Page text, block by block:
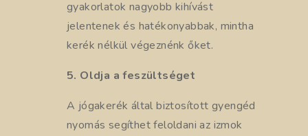
gyakorlatok nagyobb kihívást
jelentenek és hatékonyabbak, mintha
kerék nélkül végeznénk őket.
5. Oldja a feszültséget
A jógakerék által biztosított gyengéd
nyomás segíthet feloldani az izmok